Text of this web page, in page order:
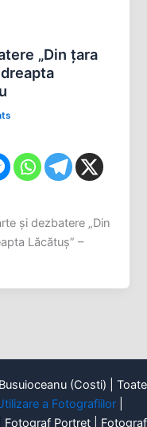
„Din ţara
şi dezbatere „Din
Lăcătuş” –
(Costi) | Toate
a Fotografiilor|
Fotograf Portret | Fotograf